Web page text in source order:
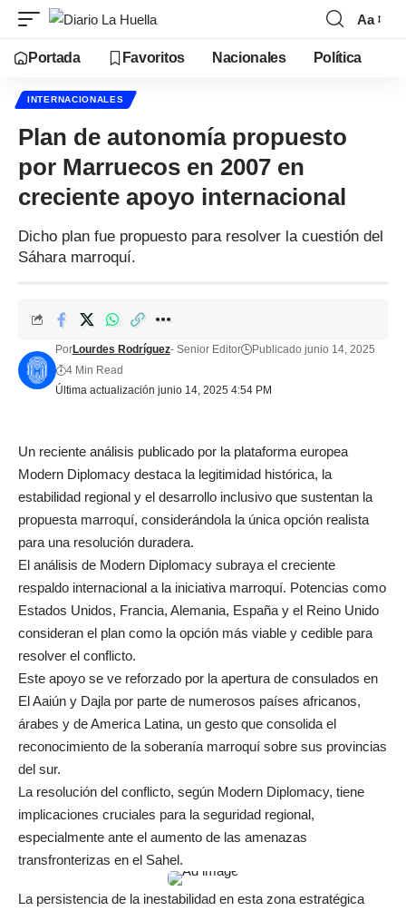
Aa
Portada Favoritos Nacionales Política
INTERNACIONALES
Plan de autonomía propuesto
por Marruecos en 2007 en
creciente apoyo internacional
Dicho plan fue propuesto para resolver la cuestión del
Sáhara marroquí.
Última actualización junio 14, 2025 4:54 PM
PorLourdes Rodríguez- Senior Editor
Publicado junio 14, 2025
4 Min Read
Un reciente análisis publicado por la plataforma europea
Modern Diplomacy destaca la legitimidad histórica, la
estabilidad regional y el desarrollo inclusivo que sustentan la
propuesta marroquí, considerándola la única opción realista
para una resolución duradera.
El análisis de Modern Diplomacy subraya el creciente
respaldo internacional a la iniciativa marroquí. Potencias como
Estados Unidos, Francia, Alemania, España y el Reino Unido
consideran el plan como la opción más viable y cedible para
resolver el conflicto.
Este apoyo se ve reforzado por la apertura de consulados en
El Aaiún y Dajla por parte de numerosos países africanos,
árabes y de America Latina, un gesto que consolida el
reconocimiento de la soberanía marroquí sobre sus provincias
del sur.
La resolución del conflicto, según Modern Diplomacy, tiene
implicaciones cruciales para la seguridad regional,
especialmente ante el aumento de las amenazas
transfronterizas en el Sahel.
La persistencia de la inestabilidad en esta zona estratégica